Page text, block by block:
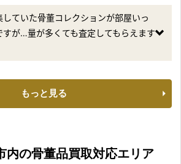
ていた骨董コレクションが部屋いっ
すが…量が多くても査定してもらえます
もっと見る
内の骨董品買取対応エリア